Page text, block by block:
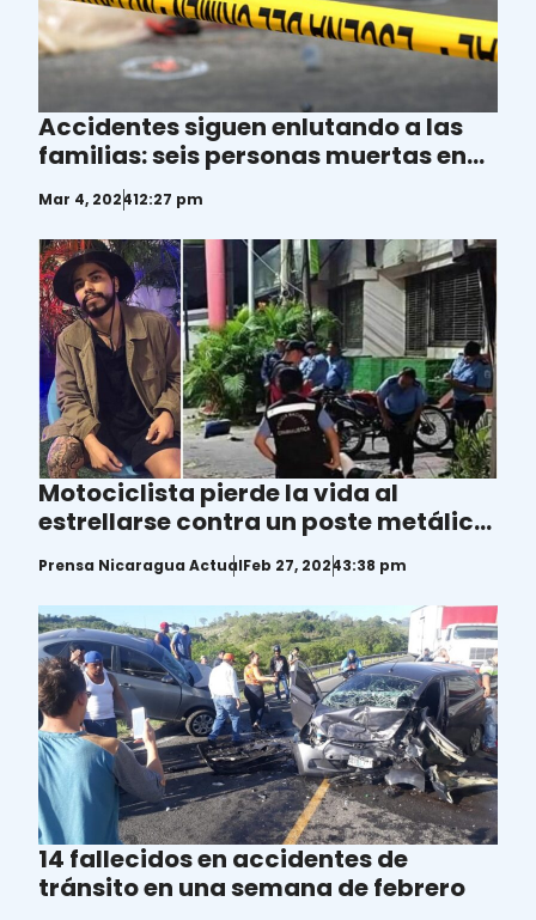
Accidentes siguen enlutando a las
familias: seis personas muertas en
Nicaragua
Mar 4, 202412:27 pm
Motociclista pierde la vida al
estrellarse contra un poste metálico
en Managua
Prensa Nicaragua ActualFeb 27, 20243:38 pm
14 fallecidos en accidentes de
tránsito en una semana de febrero